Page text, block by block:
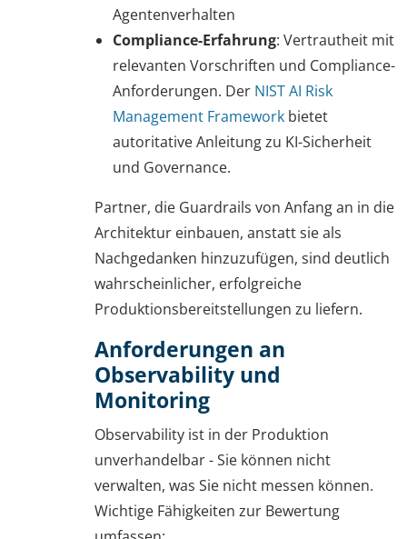
Agentenverhalten
Compliance-Erfahrung: Vertrautheit mit
relevanten Vorschriften und Compliance-
Anforderungen. Der NIST AI Risk
Management Framework bietet
autoritative Anleitung zu KI-Sicherheit
und Governance.
Partner, die Guardrails von Anfang an in die
Architektur einbauen, anstatt sie als
Nachgedanken hinzuzufügen, sind deutlich
wahrscheinlicher, erfolgreiche
Produktionsbereitstellungen zu liefern.
Anforderungen an
Observability und
Monitoring
Observability ist in der Produktion
unverhandelbar - Sie können nicht
verwalten, was Sie nicht messen können.
Wichtige Fähigkeiten zur Bewertung